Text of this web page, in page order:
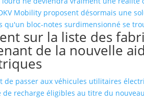
Mobility proposent désormais une
sur la liste des
de la nouvelle
passer aux véhicules utilitaires
recharge éligibles au titre du